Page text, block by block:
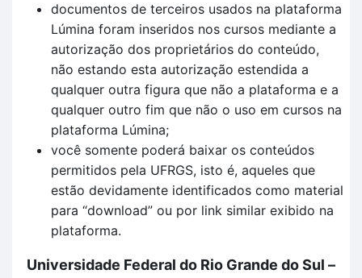
documentos de terceiros usados na plataforma
Lúmina foram inseridos nos cursos mediante a
autorização dos proprietários do conteúdo,
não estando esta autorização estendida a
qualquer outra figura que não a plataforma e a
qualquer outro fim que não o uso em cursos na
plataforma Lúmina;
você somente poderá baixar os conteúdos
permitidos pela UFRGS, isto é, aqueles que
estão devidamente identificados como material
para “download” ou por link similar exibido na
plataforma.
Universidade Federal do Rio Grande do Sul –